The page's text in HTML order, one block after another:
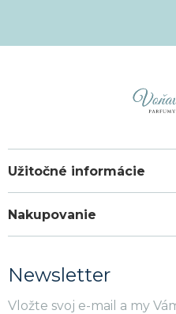
Užitočné informácie
Nakupovanie
Newsletter
Vložte svoj e-mail a my